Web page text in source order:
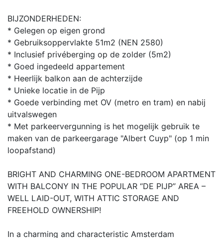
BIJZONDERHEDEN:
* Gelegen op eigen grond
* Gebruiksoppervlakte 51m2 (NEN 2580)
* Inclusief privéberging op de zolder (5m2)
* Goed ingedeeld appartement
* Heerlijk balkon aan de achterzijde
* Unieke locatie in de Pijp
* Goede verbinding met OV (metro en tram) en nabij
uitvalswegen
* Met parkeervergunning is het mogelijk gebruik te
maken van de parkeergarage "Albert Cuyp" (op 1 min
loopafstand)
BRIGHT AND CHARMING ONE-BEDROOM APARTMENT
WITH BALCONY IN THE POPULAR “DE PIJP” AREA –
WELL LAID-OUT, WITH ATTIC STORAGE AND
FREEHOLD OWNERSHIP!
In a charming and characteristic Amsterdam